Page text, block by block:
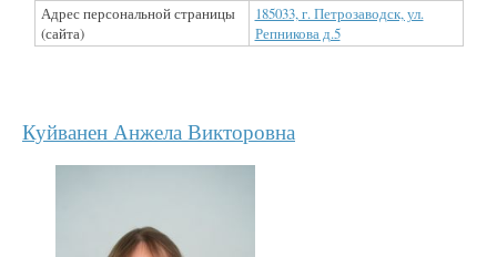
Адрес персональной страницы
(сайта)
185033, г. Петрозаводск, ул.
Репникова д.5
Куйванен Анжела Викторовна